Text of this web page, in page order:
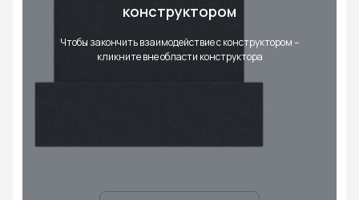
конструктором
Чтобы закончить взаимодействие с конструктором –
кликните вне области конструктора